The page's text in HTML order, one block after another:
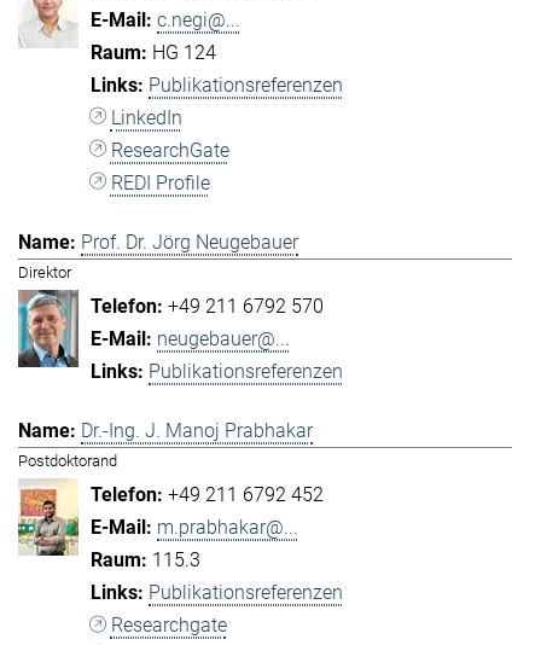
c.negi@...
HG 124
Publikationsreferenzen
LinkedIn
ResearchGate
REDI Profile
Prof. Dr. Jörg Neugebauer
Direktor
+49 211 6792 570
neugebauer@...
Publikationsreferenzen
Dr.-Ing. J. Manoj Prabhakar
Postdoktorand
+49 211 6792 452
m.prabhakar@...
115.3
Publikationsreferenzen
Researchgate